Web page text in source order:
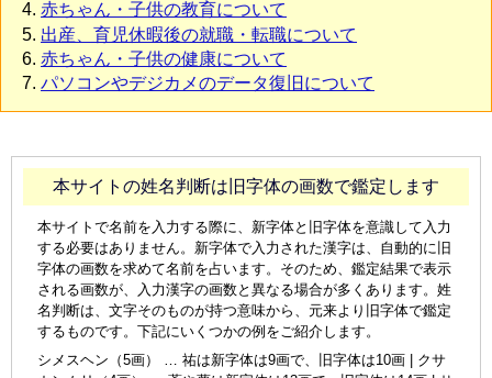
赤ちゃん・子供の教育について
出産、育児休暇後の就職・転職について
赤ちゃん・子供の健康について
パソコンやデジカメのデータ復旧について
本サイトの姓名判断は旧字体の画数で鑑定します
本サイトで名前を入力する際に、新字体と旧字体を意識して入力
する必要はありません。新字体で入力された漢字は、自動的に旧
字体の画数を求めて名前を占います。そのため、鑑定結果で表示
される画数が、入力漢字の画数と異なる場合が多くあります。姓
名判断は、文字そのものが持つ意味から、元来より旧字体で鑑定
するものです。下記にいくつかの例をご紹介します。
シメスヘン（5画） … 祐は新字体は9画で、旧字体は10画 | クサ